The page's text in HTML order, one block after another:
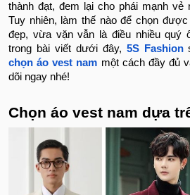
thành đạt, đem lại cho phái mạnh vẻ
Tuy nhiên, làm thế nào để chọn
đẹp, vừa vặn vẫn là điều nhiều quý
trong bài viết dưới đây, 5S Fashion
chọn áo vest nam một cách đầy đủ
dõi ngay nhé!
Chọn áo vest nam dựa